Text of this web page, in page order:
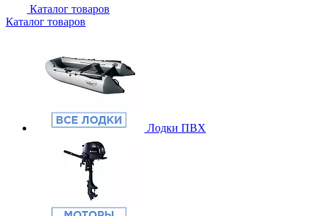
Каталог товаров
Каталог товаров
Лодки ПВХ